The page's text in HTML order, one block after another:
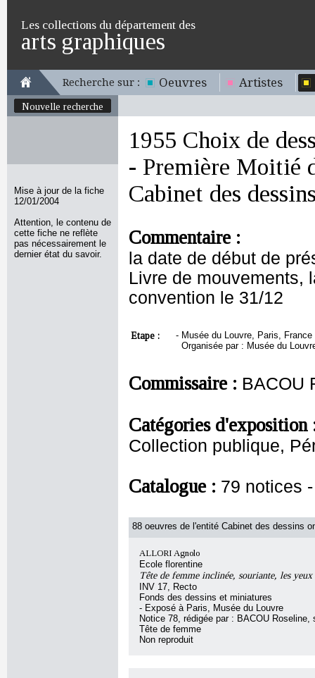
Les collections du département des
arts graphiques
Recherche sur : Oeuvres Artistes
Nouvelle recherche
Mise à jour de la fiche
12/01/2004
Attention, le contenu de
cette fiche ne reflète
pas nécessairement le
dernier état du savoir.
1955 Choix de
- Première Moitié
Cabinet des
Commentaire :
la date de début de
Livre de mouvements,
convention le 31/12
Etape : - Musée du Louvre, Paris,
Organisée par : Musée du
Commissaire : BACOU
Catégories
Collection publique,
Catalogue : 79 notices
88 oeuvres de l'entité Cabinet des dessins
ALLORI Agnolo
Ecole florentine
Tête de femme inclinée, souriante, les yeux
INV 17, Recto
Fonds des dessins et miniatures
- Exposé à Paris, Musée du Louvre
Notice 78, rédigée par : BACOU Roseline,
Tête de femme
Non reproduit